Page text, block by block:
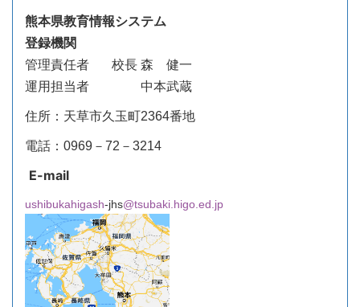
熊本県教育情報システム
登録機関
管理責任者 校長 森 健一
運用担当者 中本武蔵
住所：天草市久玉町2364番地
電話：0969－72－3214
E-mail
ushibukahigash-jhs@tsubaki.higo.ed.jp